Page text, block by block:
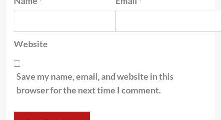
Website
Save my name, email, and website in this
browser for the next time I comment.